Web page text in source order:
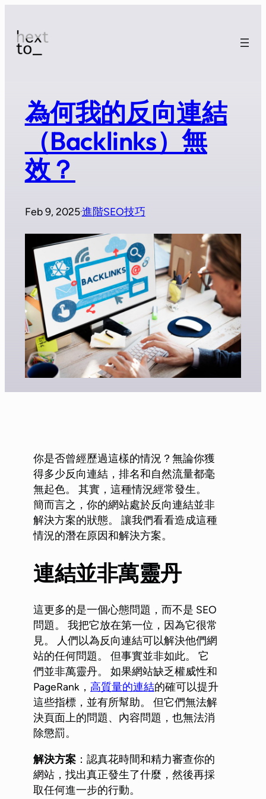
為何我的反向連結
（Backlinks）無
效？
Feb 9, 2025·進階SEO技巧
你是否曾經歷過這樣的情況？無論你獲
得多少反向連結，排名和自然流量都毫
無起色。 其實，這種情況經常發生。
簡而言之，你的網站處於反向連結並非
解決方案的狀態。 讓我們看看造成這種
情況的潛在原因和解決方案。
連結並非萬靈丹
這更多的是一個心態問題，而不是 SEO
問題。 我把它放在第一位，因為它很常
見。 人們以為反向連結可以解決他們網
站的任何問題。 但事實並非如此。 它
們並非萬靈丹。 如果網站缺乏權威性和
PageRank， 高質量的連結的確可以提升
這些指標，並有所幫助。 但它們無法解
決頁面上的問題、內容問題，也無法消
除懲罰。
解決方案 ：認真花時間和精力審查你的
網站，找出真正發生了什麼，然後再採
取任何進一步的行動。